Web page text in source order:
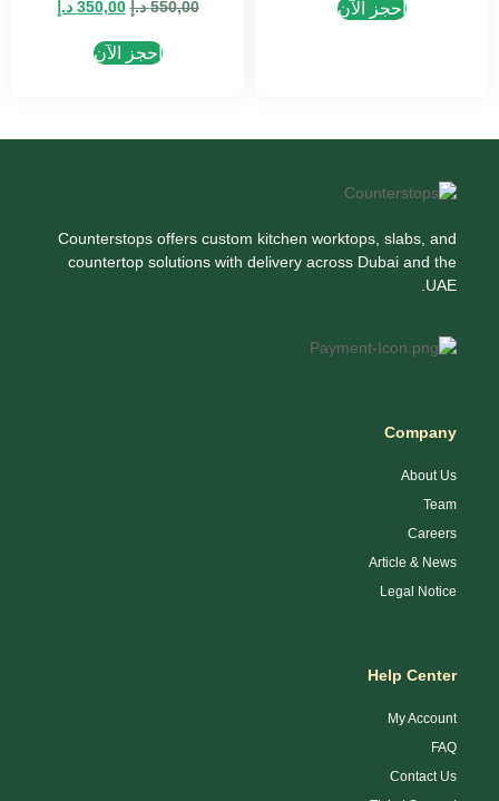
احجز الآن
550,00 د.إ 350,00 د.إ
احجز الآن
Counterstops offers custom kitchen worktops, slabs, and
countertop solutions with delivery across Dubai and the
UAE.
Company
About Us
Team
Careers
Article & News
Legal Notice
Help Center
My Account
FAQ
Contact Us